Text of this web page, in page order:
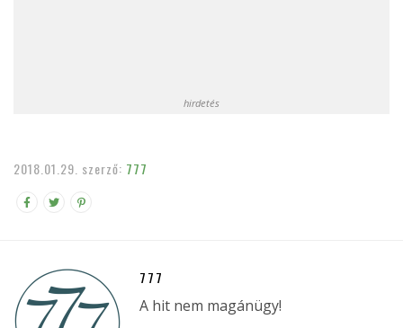
hirdetés
2018.01.29. szerző: 777
777
A hit nem magánügy!